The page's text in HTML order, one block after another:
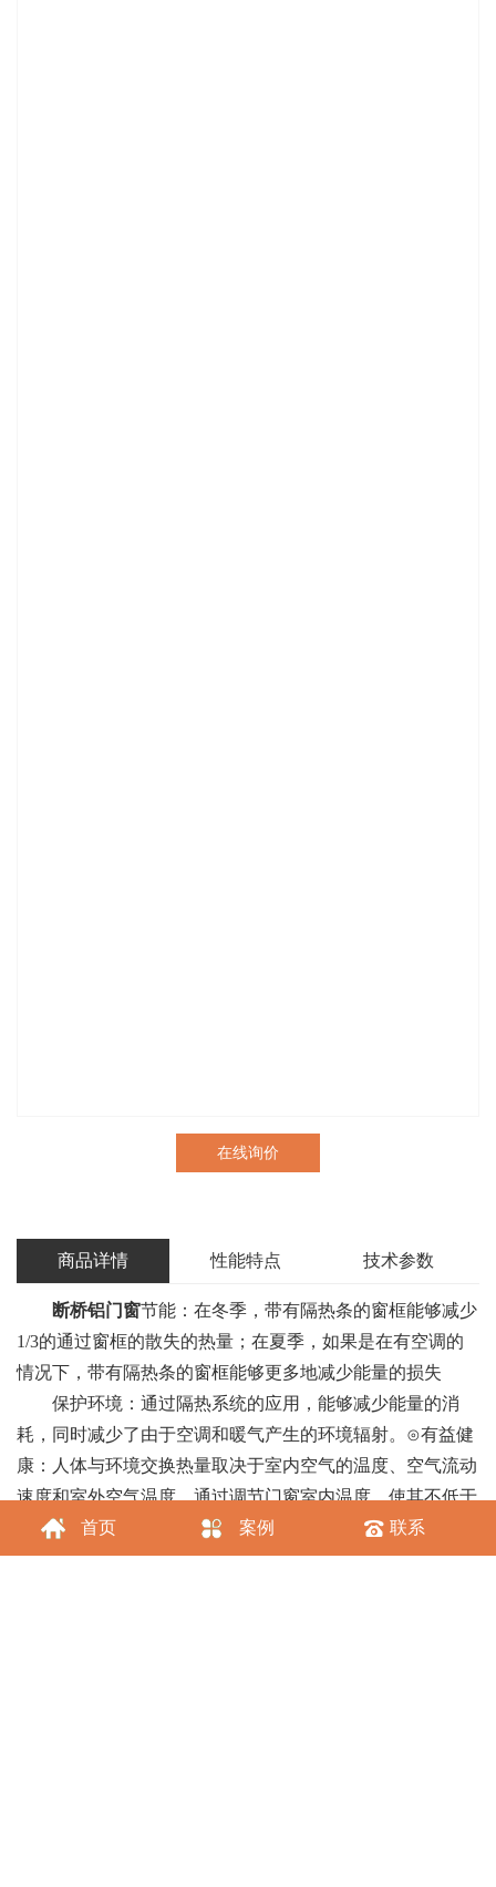
在线询价
商品详情 性能特点 技术参数
断桥铝门窗节能：在冬季，带有隔热条的窗框能够减少
1/3的通过窗框的散失的热量；在夏季，如果是在有空调的
情况下，带有隔热条的窗框能够更多地减少能量的损失
保护环境：通过隔热系统的应用，能够减少能量的消
耗，同时减少了由于空调和暖气产生的环境辐射。⊙有益健
康：人体与环境交换热量取决于室内空气的温度、空气流动
速度和室外空气温度。通过调节门窗室内温度，使其不低于
12～13℃，已达到最舒适的环境。
降低噪音：采用厚度不同的中空玻璃结构和隔热断桥铝
首页 案例 联系